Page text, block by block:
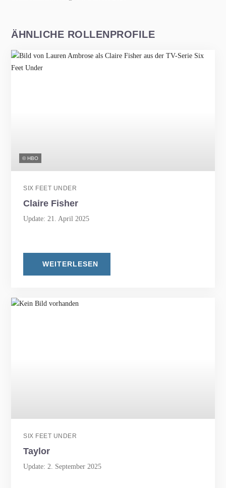
ÄHNLICHE ROLLENPROFILE
© HBO
SIX FEET UNDER
Claire Fisher
Update: 21. April 2025
WEITERLESEN
SIX FEET UNDER
Taylor
Update: 2. September 2025